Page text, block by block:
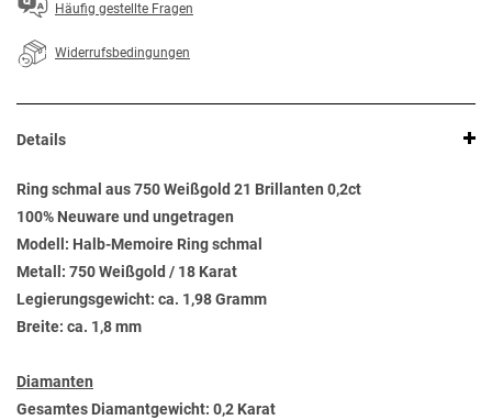
Häufig gestellte Fragen
Widerrufsbedingungen
Details
Ring schmal aus 750 Weißgold 21 Brillanten 0,2ct
100% Neuware und ungetragen
Modell: Halb-Memoire Ring schmal
Metall: 750 Weißgold / 18 Karat
Legierungsgewicht: ca. 1,98 Gramm
Breite: ca. 1,8 mm
Diamanten
Gesamtes Diamantgewicht: 0,2 Karat